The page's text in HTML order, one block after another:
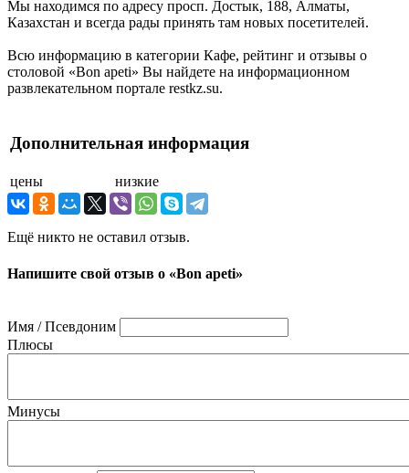
Мы находимся по адресу просп. Достык, 188, Алматы,
Казахстан и всегда рады принять там новых посетителей.
Всю информацию в категории Кафе, рейтинг и отзывы о
столовой «Bon apeti» Вы найдете на информационном
развлекательном портале restkz.su.
Дополнительная информация
цены низкие
Ещё никто не оставил отзыв.
Напишите свой отзыв о «Bon apeti»
Имя / Псевдоним
Плюсы
Минусы